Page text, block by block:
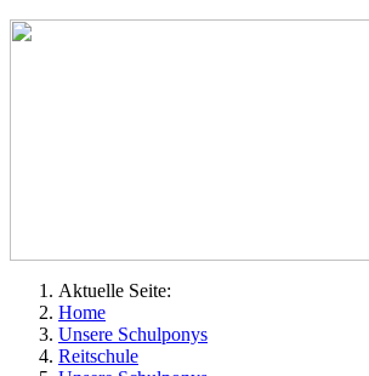
Aktuelle Seite:
Home
Unsere Schulponys
Reitschule